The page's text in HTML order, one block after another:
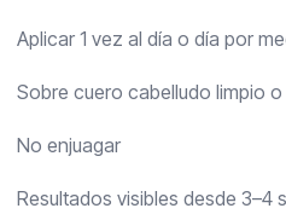
Aplicar 1 vez al día o día por
Sobre cuero cabelludo limpio
No enjuagar
Resultados visibles desde 3–4